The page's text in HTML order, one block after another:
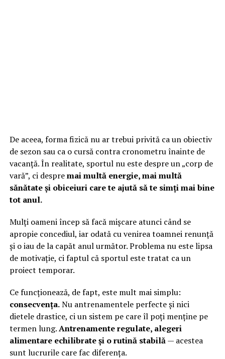
De aceea, forma fizică nu ar trebui privită ca un obiectiv
de sezon sau ca o cursă contra cronometru înainte de
vacanță. În realitate, sportul nu este despre un „corp de
vară”, ci despremai multă energie, mai multă
sănătate și obiceiuri care te ajută să te simți mai bine
tot anul.
Mulți oameni încep să facă mișcare atunci când se
apropie concediul, iar odată cu venirea toamnei renunță
și o iau de la capăt anul următor. Problema nu este lipsa
de motivație, ci faptul că sportul este tratat ca un
proiect temporar.
Ce funcționează, de fapt, este mult mai simplu:
consecvența.Nu antrenamentele perfecte și nici
dietele drastice, ci un sistem pe care îl poți menține pe
termen lung.Antrenamente regulate, alegeri
alimentare echilibrate și o rutină stabilă— acestea
sunt lucrurile care fac diferența.